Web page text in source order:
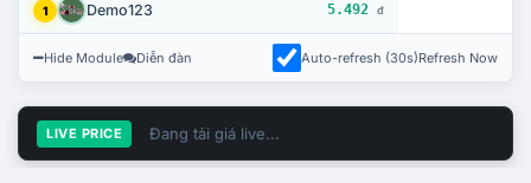
1 Demo123 5.492 đ
Hide Module Diễn đàn Auto-refresh (30s)Refresh Now
LIVE PRICE Đang tải giá live...